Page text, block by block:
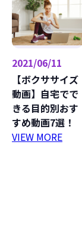
2021/06/11
【ボクササイズ
動画】自宅でで
きる目的別おす
すめ動画7選！
VIEW MORE